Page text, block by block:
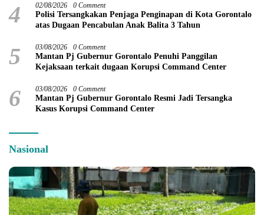
4 02/08/2026 0 Comment
Polisi Tersangkakan Penjaga Penginapan di Kota Gorontalo
atas Dugaan Pencabulan Anak Balita 3 Tahun
5 03/08/2026 0 Comment
Mantan Pj Gubernur Gorontalo Penuhi Panggilan
Kejaksaan terkait dugaan Korupsi Command Center
6 03/08/2026 0 Comment
Mantan Pj Gubernur Gorontalo Resmi Jadi Tersangka
Kasus Korupsi Command Center
Nasional